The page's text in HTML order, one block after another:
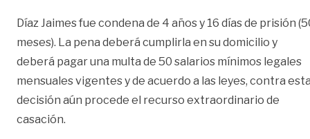
Díaz Jaimes fue condena de 4 años y 16 días de prisión
meses). La pena deberá cumplirla en su domicilio y
deberá pagar una multa de 50 salarios mínimos legales
mensuales vigentes y de acuerdo a las leyes, contra
decisión aún procede el recurso extraordinario de
casación.